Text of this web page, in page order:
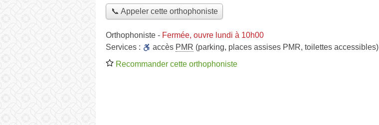
📞 Appeler cette orthophoniste
Orthophoniste - Fermée, ouvre lundi à 10h00
Services :
accès PMR (parking, places assises PMR, toilettes accessibles)
Recommander cette orthophoniste